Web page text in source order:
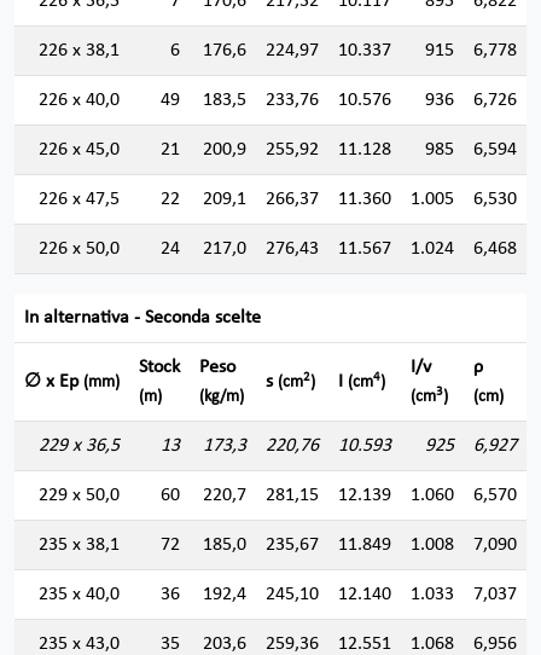
226 x 38,1 6 176,6 224,97 10.337 915 6,778
226 x 40,0 49 183,5 233,76 10.576 936 6,726
226 x 45,0 21 200,9 255,92 11.128 985 6,594
226 x 47,5 22 209,1 266,37 11.360 1.005 6,530
226 x 50,0 24 217,0 276,43 11.567 1.024 6,468
In alternativa - Seconda scelte
∅ x Ep (mm)
Stock
(m)
Peso
(kg/m)
s (cm2) I (cm4)
I/v
(cm3)
ρ
(cm)
229 x 36,5 13 173,3 220,76 10.593 925 6,927
229 x 50,0 60 220,7 281,15 12.139 1.060 6,570
235 x 38,1 72 185,0 235,67 11.849 1.008 7,090
235 x 40,0 36 192,4 245,10 12.140 1.033 7,037
235 x 43,0 35 203,6 259,36 12.551 1.068 6,956